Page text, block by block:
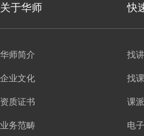
关于华师 快
华师简介
企业文化
资质证书
业务范畴
找
找
课派
电